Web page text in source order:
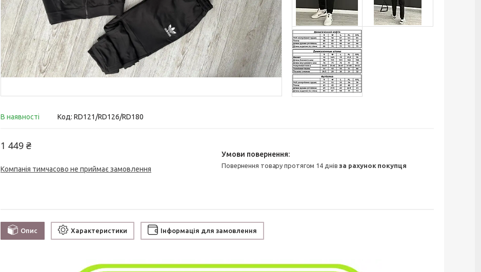
В наявності Код: RD121/RD126/RD180
1 449 ₴
Компанія тимчасово не приймає замовлення повернення товару протягом 14 днівза рахунок покупця
Опис Характеристики Інформація для замовлення